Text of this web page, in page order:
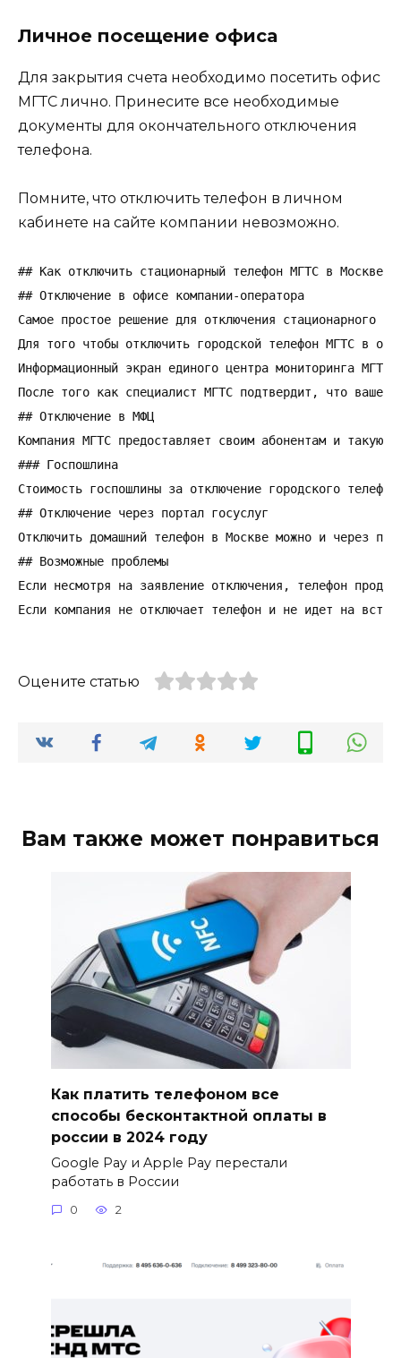
Личное посещение офиса
Для закрытия счета необходимо посетить офис
МГТС лично. Принесите все необходимые
документы для окончательного отключения
телефона.
Помните, что отключить телефон в личном
кабинете на сайте компании невозможно.
## Как отключить стационарный телефон МГТС в Москве
## Отключение в офисе компании-оператора
Самое простое решение для отключения стационарного
Для того чтобы отключить городской телефон МГТС в
Информационный экран единого центра мониторинга МГТС
После того как специалист МГТС подтвердит, что ваше
## Отключение в МФЦ
Компания МГТС предоставляет своим абонентам и
### Госпошлина
Стоимость госпошлины за отключение городского
## Отключение через портал госуслуг
Отключить домашний телефон в Москве можно и через
## Возможные проблемы
Если несмотря на заявление отключения, телефон
Если компания не отключает телефон и не идет на
Оцените статью
Вам также может понравиться
Как платить телефоном все
способы бесконтактной оплаты в
россии в 2024 году
Google Pay и Apple Pay перестали
работать в России
0 2